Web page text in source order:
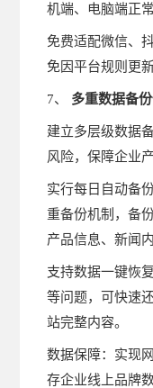
机端、电脑端正常
免费适配微信、
免因平台规则更
7、 多重数据备
建立多层级数据
风险，保障企业
实行每日自动备
重备份机制，备
产品信息、新闻
支持数据一键恢
等问题，可快速
站完整内容。
数据保障：实现
存企业线上品牌